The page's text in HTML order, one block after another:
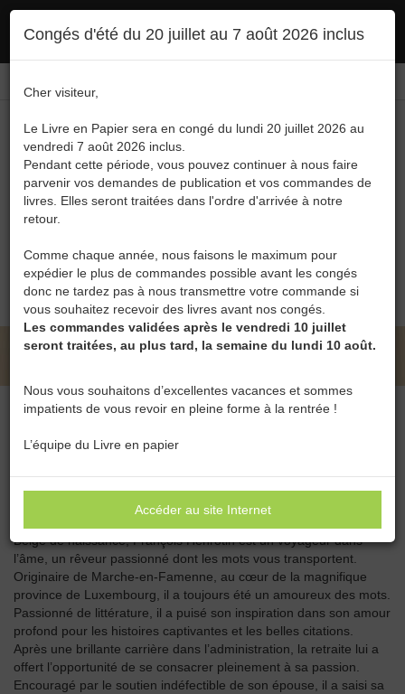
l'utilisation :politique en matière de confidentialité Accepter
Congés d'été du 20 juillet au 7 août 2026 inclus
Cher visiteur,
Le Livre en Papier sera en congé du lundi 20 juillet 2026 au
vendredi 7 août 2026 inclus.
Pendant cette période, vous pouvez continuer à nous faire
parvenir vos demandes de publication et vos commandes de
livres. Elles seront traitées dans l'ordre d'arrivée à notre
retour.
Comme chaque année, nous faisons le maximum pour
expédier le plus de commandes possible avant les congés
donc ne tardez pas à nous transmettre votre commande si
vous souhaitez recevoir des livres avant nos congés.
Les commandes validées après le vendredi 10 juillet
seront traitées, au plus tard, la semaine du lundi 10 août.
Nous vous souhaitons d’excellentes vacances et sommes
impatients de vous revoir en pleine forme à la rentrée !
L’équipe du Livre en papier
Accéder au site Internet
Menu
0
LE LIVRE EN PAPIER • FRANÇOIS HENROTIN
Toutes les catégories
FRANÇOIS HENROTIN
Belge de naissance, François Henrotin est un voyageur dans
l’âme, un rêveur passionné dont les mots vous transportent.
Originaire de Marche-en-Famenne, au cœur de la magnifique
province de Luxembourg, il a toujours été un amoureux des mots.
Passionné de littérature, il a puisé son inspiration dans son amour
profond pour les histoires captivantes et les belles citations.
Après une brillante carrière dans l’administration, la retraite lui a
offert l’opportunité de se consacrer pleinement à sa passion.
Encouragé par le soutien indéfectible de son épouse, il a saisi sa